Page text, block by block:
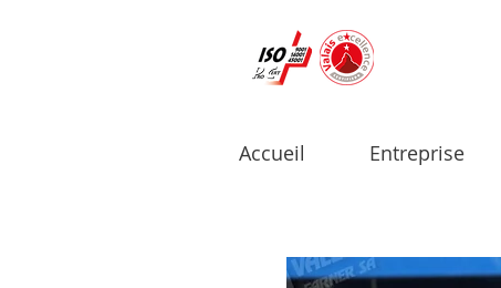
Accueil Entreprise